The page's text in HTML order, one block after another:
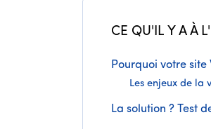
CE QU'IL Y A À
Pourquoi votre site
Les enjeux de la
La solution ? Test